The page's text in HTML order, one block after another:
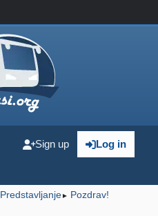
Log in
Sign up
Predstavljanje► Pozdrav!